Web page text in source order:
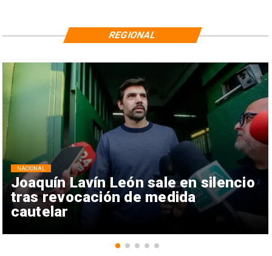
Joaquín Lavín León sale en silencio
tras revocación de medida
cautelar
NACIONAL
REGIONAL